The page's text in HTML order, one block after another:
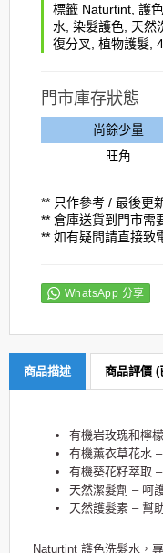
標籤 Naturtint 護
水 染髮護色 天然
復分叉
植物護髮
門市庫存狀態
尚餘少量
旺角
** 只作參考 / 最後更
** 倉庫送貨到門市需
** 如有疑問請直接致
WhatsApp 分享
商品描述 商品評價 (
有機岩玫瑰和檸
有機薰衣草花水
有機葵花籽萃取
天然潔髮劑 – 呵
天然護髮素 – 幫
Naturtint 護色洗髮水，